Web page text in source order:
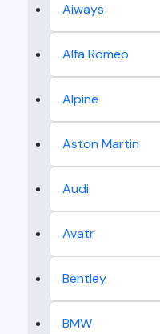
Aiways
Alfa Romeo
Alpine
Aston Martin
Audi
Avatr
Bentley
BMW